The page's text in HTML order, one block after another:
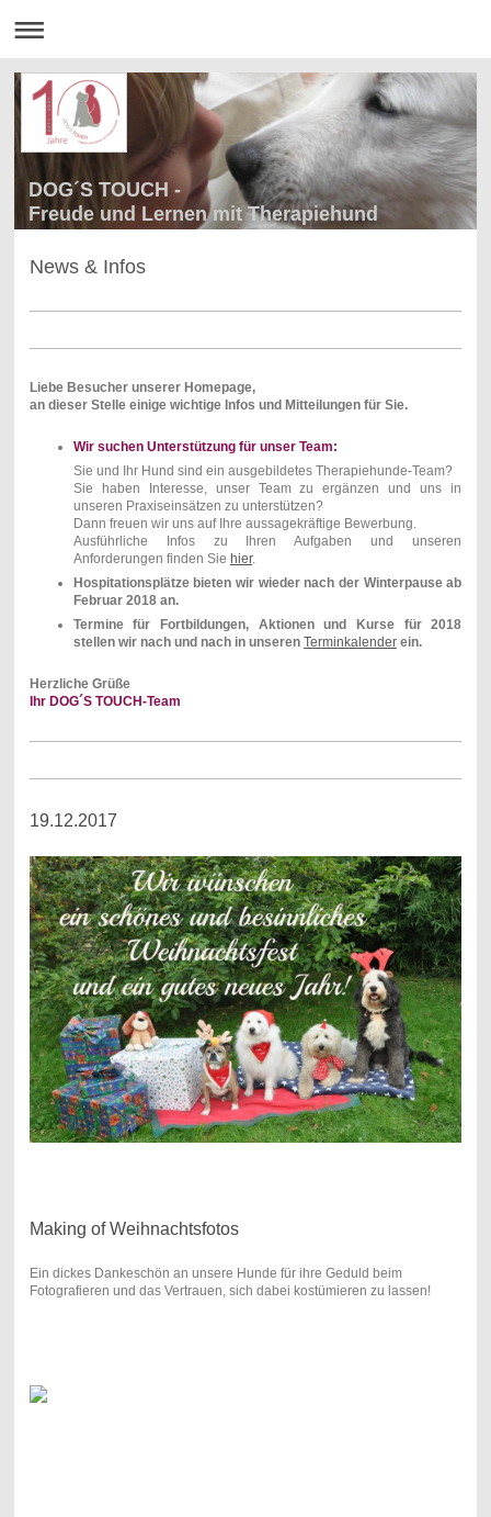
DOG´S TOUCH -
Freude und Lernen mit Therapiehund
News & Infos
Liebe Besucher unserer Homepage,
an dieser Stelle einige wichtige Infos und Mitteilungen für Sie.
Wir suchen Unterstützung für unser Team:
Sie und Ihr Hund sind ein ausgebildetes Therapiehunde-Team?
Sie haben Interesse, unser Team zu ergänzen und uns in
unseren Praxiseinsätzen zu unterstützen?
Dann freuen wir uns auf Ihre aussagekräftige Bewerbung.
Ausführliche Infos zu Ihren Aufgaben und unseren
Anforderungen finden Sie hier.
Hospitationsplätze bieten wir wieder nach der Winterpause ab
Februar 2018 an.
Termine für Fortbildungen, Aktionen und Kurse für 2018
stellen wir nach und nach in unseren Terminkalenderein.
Herzliche Grüße
Ihr DOG´S TOUCH-Team
19.12.2017
Making of Weihnachtsfotos
Ein dickes Dankeschön an unsere Hunde für ihre Geduld beim
Fotografieren und das Vertrauen, sich dabei kostümieren zu lassen!